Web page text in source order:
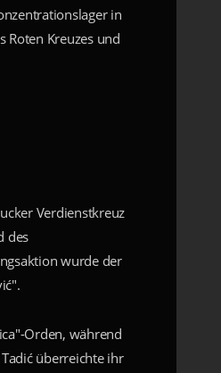
in
Roten Kreuzes und
Verdienstkreuz
des
wurde der
Orden, während
überreichte ihr